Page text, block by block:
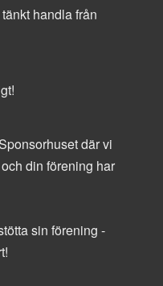
handla från
där vi
din förening har
sin förening -